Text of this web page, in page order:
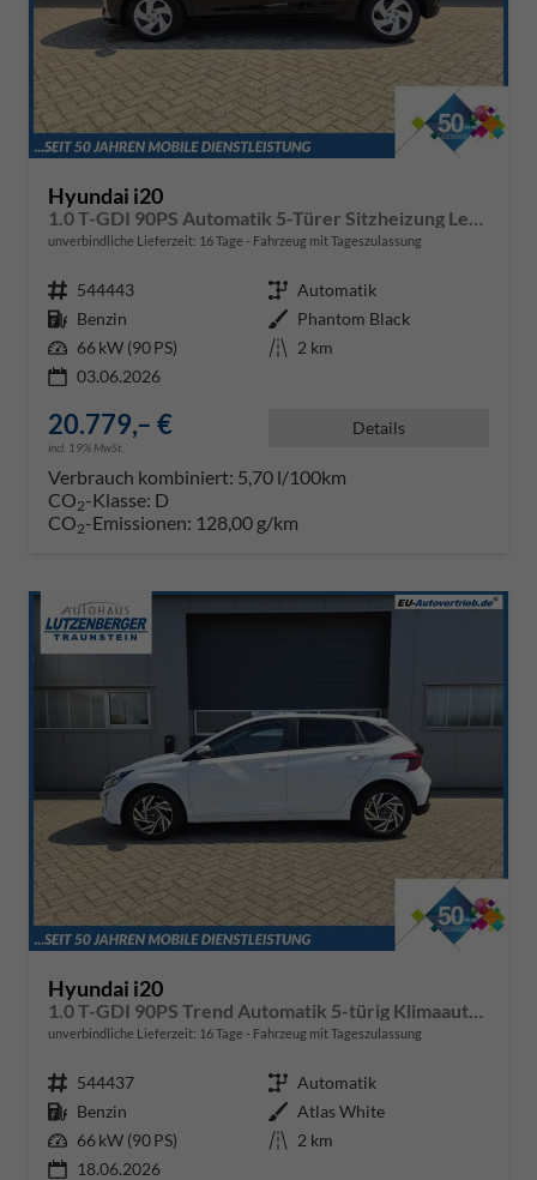
Hyundai i20
unverbindliche Lieferzeit: 16 Tage Fahrzeug mit Tageszulassung
Fahrzeugnr. 544443 Getriebe Automatik
Kraftstoff Benzin Außenfarbe Phantom Black
Leistung 66 kW (90 PS) Kilometerstand 2 km
03.06.2026
20.779,– €
incl. 19% MwSt.
Details
Verbrauch kombiniert: 5,70 l/100km
CO2-Klasse: D
CO2-Emissionen: 128,00 g/km
Hyundai i20
unverbindliche Lieferzeit: 16 Tage Fahrzeug mit Tageszulassung
Fahrzeugnr. 544437 Getriebe Automatik
Kraftstoff Benzin Außenfarbe Atlas White
Leistung 66 kW (90 PS) Kilometerstand 2 km
18.06.2026